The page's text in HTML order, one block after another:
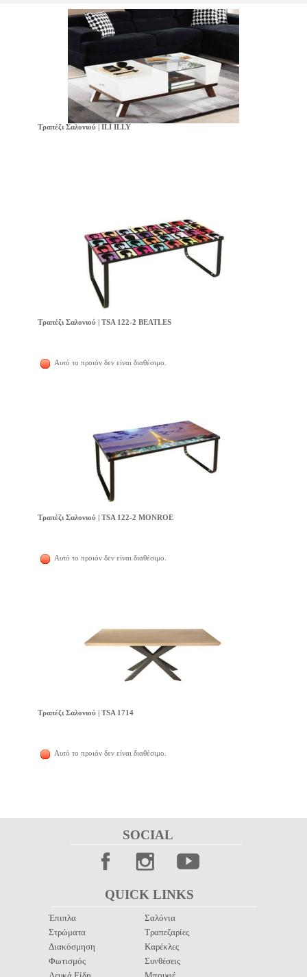
Τραπέζι Σαλονιού | ILI ILLY
Τραπέζι Σαλονιού | TSA 122-2 BEATLES
Αυτό το προιόν δεν είναι διαθέσιμο.
Τραπέζι Σαλονιού | TSA 122-2 MONROE
Αυτό το προιόν δεν είναι διαθέσιμο.
Τραπέζι Σαλονιού | TSA 1714
Αυτό το προιόν δεν είναι διαθέσιμο.
QUICK LINKS
SOCIAL
Έπιπλα
Στρώματα
Διακόσμηση
Φωτισμός
Σαλόνια
Τραπεζαρίες
Καρέκλες
Συνθέσεις